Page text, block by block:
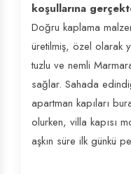
koşullarına
Doğru kaplama
üretilmiş, özel olarak
tuzlu ve nemli
sağlar. Sahada
apartman kapıları
olurken, villa kapısı
aşkın süre ilk günkü